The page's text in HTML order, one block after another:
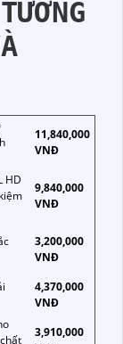
11,840,000
VNĐ
HD
9,840,000
VNĐ
3,200,000
VNĐ
4,370,000
VNĐ
3,910,000